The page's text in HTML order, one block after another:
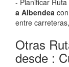
- Planificar
a Albendea
entre
Otras
desde :